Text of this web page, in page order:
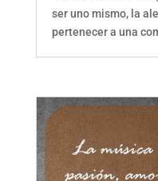
ser uno mismo, la
pertenecer a una